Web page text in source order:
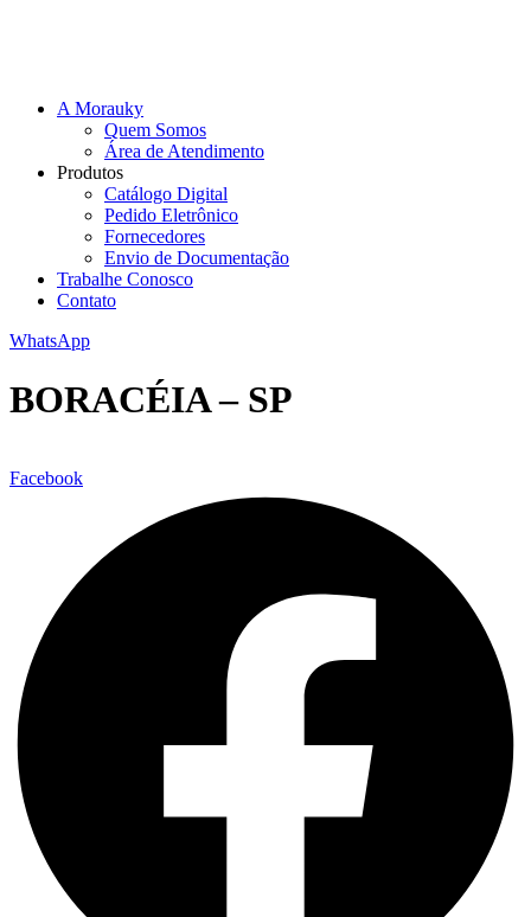
A Morauky
Quem Somos
Área de Atendimento
Produtos
Catálogo Digital
Pedido Eletrônico
Fornecedores
Envio de Documentação
Trabalhe Conosco
Contato
WhatsApp
BORACÉIA – SP
Facebook